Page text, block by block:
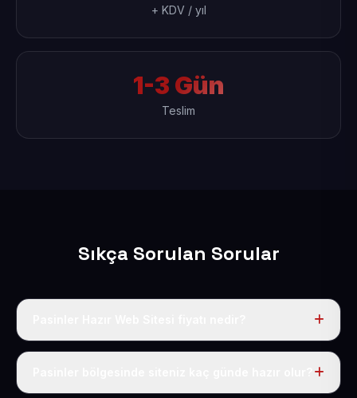
+ KDV / yıl
1-3 Gün
Teslim
Sıkça Sorulan Sorular
Tek fiyat uygulanır: yıllık 50 USD + KDV. Bu bedele alan